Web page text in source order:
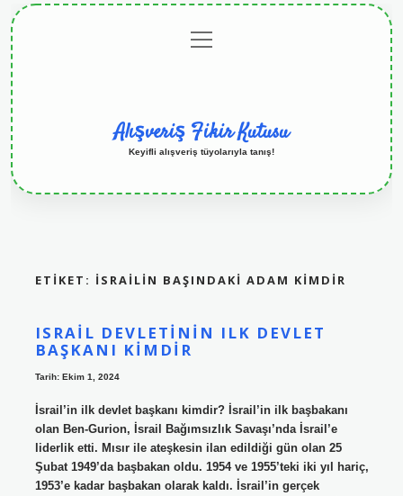
menüyü
aç
Alışveriş Fikir Kutusu
Keyifli alışveriş tüyolarıyla tanış!
ETIKET: İSRAILIN BAŞINDAKI ADAM KIMDIR
ISRAIL DEVLETININ ILK DEVLET
BAŞKANI KIMDIR
Tarih: Ekim 1, 2024
İsrail’in ilk devlet başkanı kimdir? İsrail’in ilk başbakanı
olan Ben-Gurion, İsrail Bağımsızlık Savaşı’nda İsrail’e
liderlik etti. Mısır ile ateşkesin ilan edildiği gün olan 25
Şubat 1949’da başbakan oldu. 1954 ve 1955’teki iki yıl hariç,
1953’e kadar başbakan olarak kaldı. İsrail’in gerçek